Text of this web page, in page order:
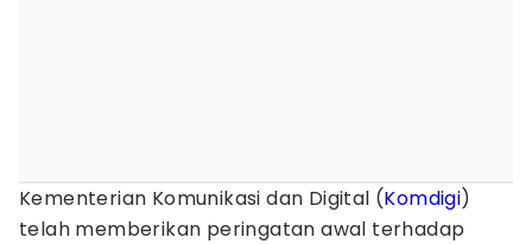
Kementerian Komunikasi dan Digital (Komdigi)
telah memberikan peringatan awal terhadap